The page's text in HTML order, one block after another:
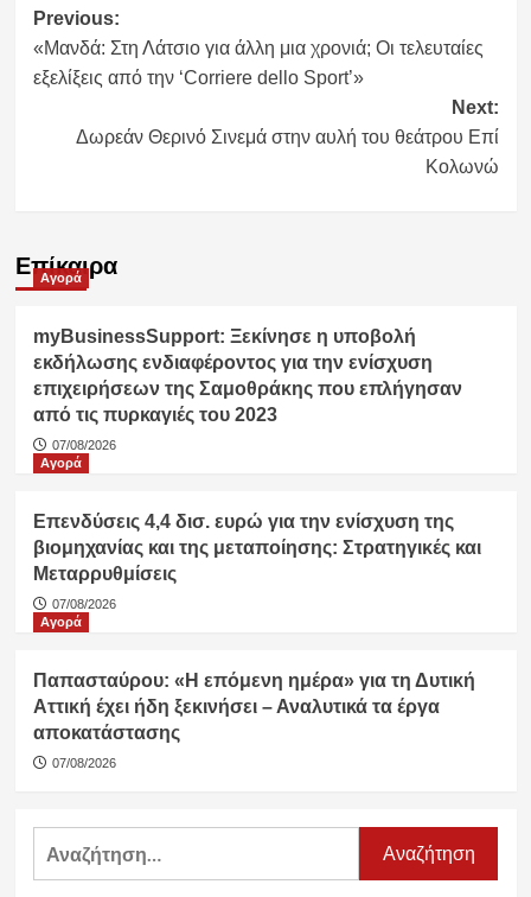
Post
navigation
Previous:
«Μανδά: Στη Λάτσιο για άλλη μια χρονιά; Οι τελευταίες
εξελίξεις από την ‘Corriere dello Sport’»
Next:
Δωρεάν Θερινό Σινεμά στην αυλή του θεάτρου Επί
Κολωνώ
Επίκαιρα
Αγορά
myBusinessSupport: Ξεκίνησε η υποβολή
εκδήλωσης ενδιαφέροντος για την ενίσχυση
επιχειρήσεων της Σαμοθράκης που επλήγησαν
από τις πυρκαγιές του 2023
07/08/2026
Αγορά
Επενδύσεις 4,4 δισ. ευρώ για την ενίσχυση της
βιομηχανίας και της μεταποίησης: Στρατηγικές και
Μεταρρυθμίσεις
07/08/2026
Αγορά
Παπασταύρου: «Η επόμενη ημέρα» για τη Δυτική
Αττική έχει ήδη ξεκινήσει – Αναλυτικά τα έργα
αποκατάστασης
07/08/2026
Αναζήτηση